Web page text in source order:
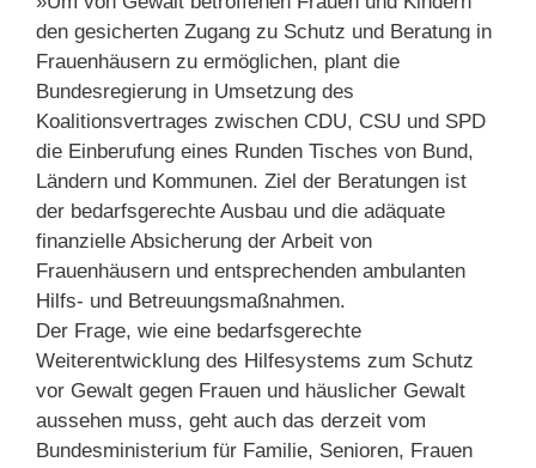
den gesicherten Zugang zu Schutz und Beratung in
Frauenhäusern zu ermöglichen, plant die
Bundesregierung in Umsetzung des
Koalitionsvertrages zwischen CDU, CSU und SPD
die Einberufung eines Runden Tisches von Bund,
Ländern und Kommunen. Ziel der Beratungen ist
der bedarfsgerechte Ausbau und die adäquate
finanzielle Absicherung der Arbeit von
Frauenhäusern und entsprechenden ambulanten
Hilfs- und Betreuungsmaßnahmen.
Der Frage, wie eine bedarfsgerechte
Weiterentwicklung des Hilfesystems zum Schutz
vor Gewalt gegen Frauen und häuslicher Gewalt
aussehen muss, geht auch das derzeit vom
Bundesministerium für Familie, Senioren, Frauen